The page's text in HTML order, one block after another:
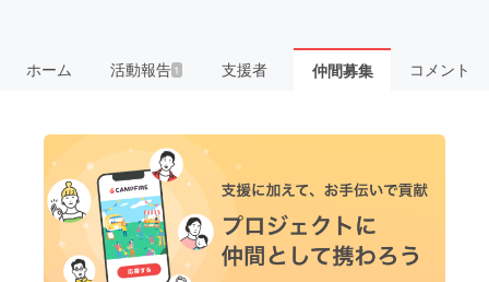
ホーム 活動報告1 支援者 仲間募集 コメント